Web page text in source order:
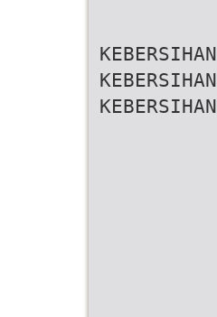
KEBERSIHAN
KEBERSIHAN
KEBERSIHAN